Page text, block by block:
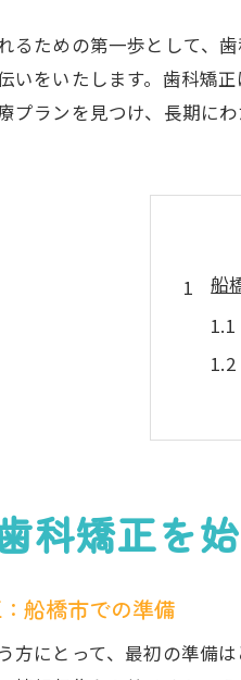
るための第一歩として、
いをいたします。歯科矯
プランを見つけ、長期に
船
理
科矯正を
船橋市での準備
方にとって、最初の準備